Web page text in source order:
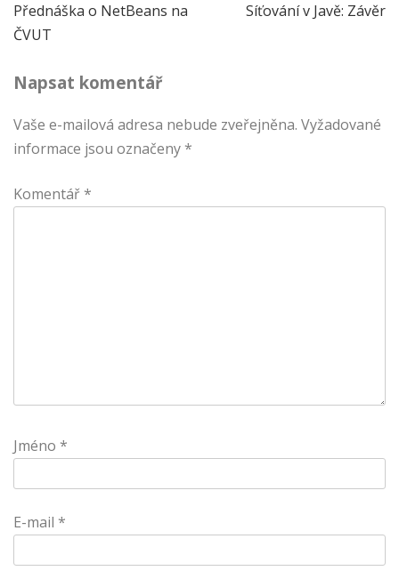
Navigace
pro
příspěvek
Přednáška o NetBeans na
ČVUT
Síťování v Javě: Závěr
Napsat komentář
Vaše e-mailová adresa nebude zveřejněna. Vyžadované
informace jsou označeny *
Komentář *
Jméno *
E-mail *